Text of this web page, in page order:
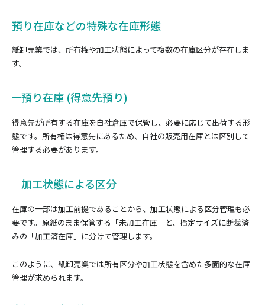
預り在庫などの特殊な在庫形態
紙卸売業では、所有権や加工状態によって複数の在庫区分が存在しま
す。
預り在庫 (得意先預り)
得意先が所有する在庫を自社倉庫で保管し、必要に応じて出荷する形
態です。所有権は得意先にあるため、自社の販売用在庫とは区別して
管理する必要があります。
加工状態による区分
在庫の一部は加工前提であることから、加工状態による区分管理も必
要です。原紙のまま保管する「未加工在庫」と、指定サイズに断裁済
みの「加工済在庫」に分けて管理します。
このように、紙卸売業では所有区分や加工状態を含めた多面的な在庫
管理が求められます。